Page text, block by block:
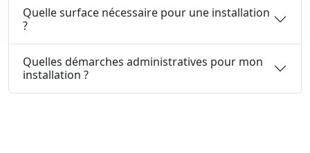
Quelle surface nécessaire pour une installation
?
Quelles démarches administratives pour mon
installation ?